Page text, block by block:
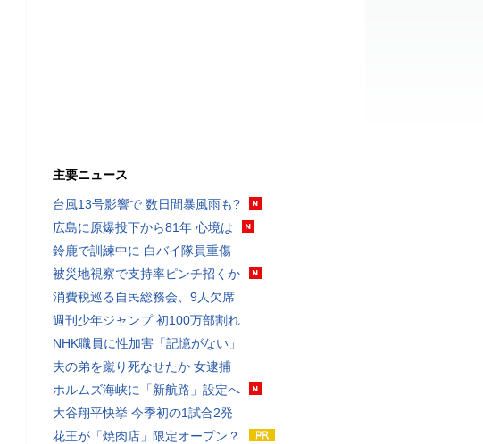
主要ニュース
台風13号影響で 数日間暴風雨も?
広島に原爆投下から81年 心境は
鈴鹿で訓練中に 白バイ隊員重傷
被災地視察で支持率ピンチ招くか
消費税巡る自民総務会、9人欠席
週刊少年ジャンプ 初100万部割れ
NHK職員に性加害「記憶がない」
夫の弟を蹴り死なせたか 女逮捕
ホルムズ海峡に「新航路」設定へ
大谷翔平快挙 今季初の1試合2発
花王が「焼肉店」限定オープン？